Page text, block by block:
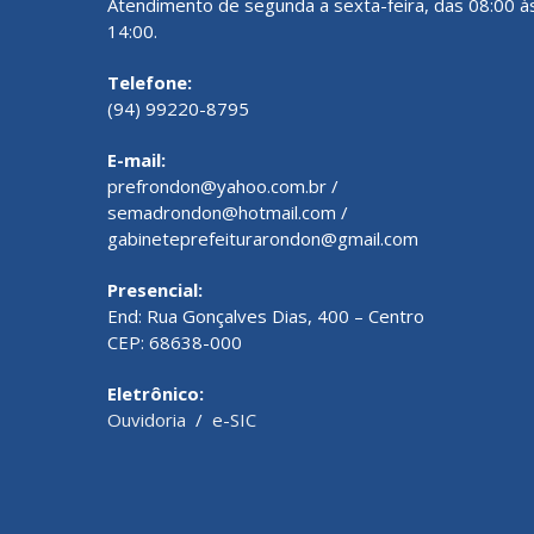
14:00.
Telefone:
(94) 99220-8795
E-mail:
prefrondon@yahoo.com.br /
semadrondon@hotmail.com /
gabineteprefeiturarondon@gmail.com
Presencial:
End: Rua Gonçalves Dias, 400 – Centro
CEP: 68638-000
Eletrônico:
Ouvidoria / e-SIC